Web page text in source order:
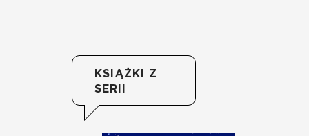
KSIĄŻKI Z
SERII